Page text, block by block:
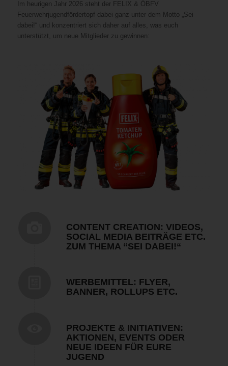
Im heurigen Jahr 2026 steht der FELIX & ÖBFV
Feuerwehrjugendfördertopf dabei ganz unter dem Motto „Sei
dabei!“ und konzentriert sich daher auf alles, was euch
unterstützt, um neue Mitglieder zu gewinnen:
CONTENT CREATION: VIDEOS,
SOCIAL MEDIA BEITRÄGE ETC.
ZUM THEMA “SEI DABEI!“
WERBEMITTEL: FLYER,
BANNER, ROLLUPS ETC.
PROJEKTE & INITIATIVEN:
AKTIONEN, EVENTS ODER
NEUE IDEEN FÜR EURE
JUGEND